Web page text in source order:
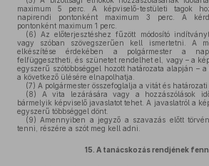
maximum 5 perc. A képviselő-testületi tagok
napirendi pontonként maximum 3 perc. A
pontonként maximum 1 perc.
(6) Az előterjesztéshez fűzött módosító
vagy szóban szövegszerűen kell ismertetni. A
elkészítése érdekében a polgármester a
felfüggesztheti, és szünetet rendelhet el, vagy – a
egyszerű szótöbbséggel hozott határozata alapján –
a következő ülésére elnapolhatja.
(7) A polgármester összefoglalja a vitát és határozati
(8) A vita lezárására vagy a hozzászólások
bármelyik képviselő javaslatot tehet. A javaslatról a
egyszerű többséggel dönt.
(9) Amennyiben a jegyző a szavazás előtt
tenni, részére a szót meg kell adni.
15. A tanácskozás rendjének